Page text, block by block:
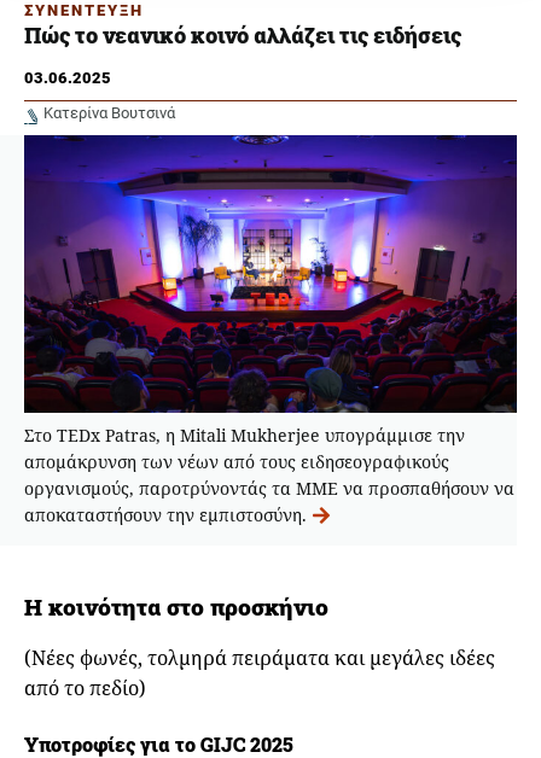
ΣΥΝΕΝΤΕΥΞΗ
Πώς το νεανικό κοινό αλλάζει τις ειδήσεις
03.06.2025
Κατερίνα Βουτσινά
Στο TEDx Patras, η Mitali Mukherjee υπογράμμισε την
απομάκρυνση των νέων από τους ειδησεογραφικούς
οργανισμούς, παροτρύνοντάς τα ΜΜΕ να προσπαθήσουν να
αποκαταστήσουν την εμπιστοσύνη.
Η κοινότητα στο προσκήνιο
(Νέες φωνές, τολμηρά πειράματα και μεγάλες ιδέες
από το πεδίο)
Υποτροφίες για το GIJC 2025